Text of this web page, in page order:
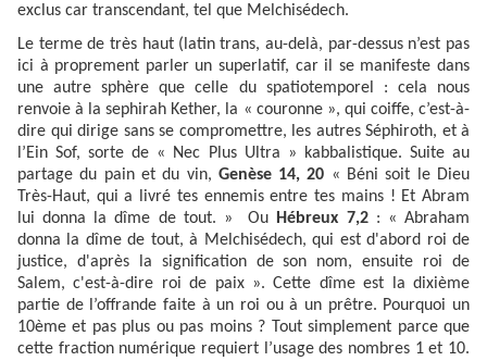
exclus car transcendant, tel que Melchisédech.
Le terme de très haut (latin trans, au-delà, par-dessus n’est pas
ici à proprement parler un superlatif, car il se manifeste dans
une autre sphère que celle du spatiotemporel : cela nous
renvoie à la sephirah Kether, la « couronne », qui coiffe, c’est-à-
dire qui dirige sans se compromettre, les autres Séphiroth, et à
l’Ein Sof, sorte de « Nec Plus Ultra » kabbalistique. Suite au
partage du pain et du vin, Genèse 14, 20 « Béni soit le Dieu
Très-Haut, qui a livré tes ennemis entre tes mains ! Et Abram
lui donna la dîme de tout. » Ou
Hébreux 7,2: « Abraham
donna la dîme de tout, à Melchisédech, qui est d'abord roi de
justice, d'après la signification de son nom, ensuite roi de
Salem, c'est-à-dire roi de paix ». Cette dîme est la dixième
partie de l’offrande faite à un roi ou à un prêtre. Pourquoi un
10ème et pas plus ou pas moins ? Tout simplement parce que
cette fraction numérique requiert l’usage des nombres 1 et 10.